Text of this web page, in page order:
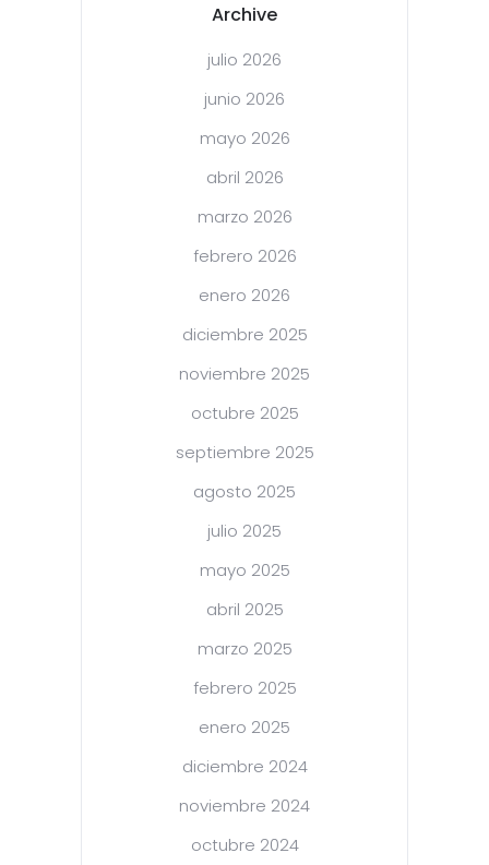
Archive
julio 2026
junio 2026
mayo 2026
abril 2026
marzo 2026
febrero 2026
enero 2026
diciembre 2025
noviembre 2025
octubre 2025
septiembre 2025
agosto 2025
julio 2025
mayo 2025
abril 2025
marzo 2025
febrero 2025
enero 2025
diciembre 2024
noviembre 2024
octubre 2024